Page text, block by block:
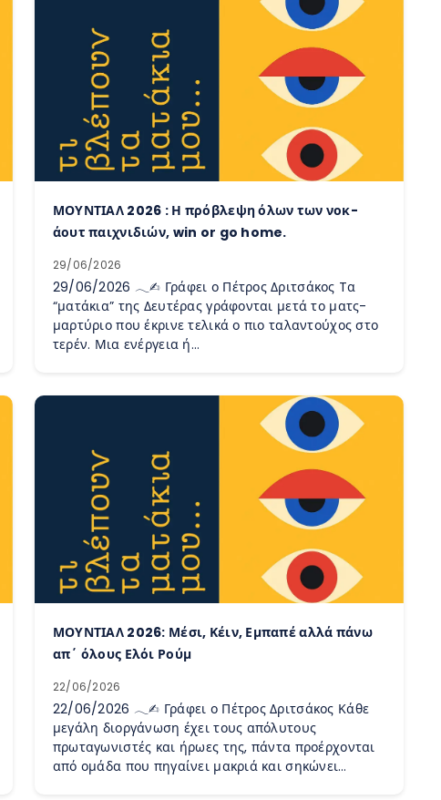
ΜΟΥΝΤΙΑΛ 2026 : Η πρόβλεψη όλων των νοκ-
άουτ παιχνιδιών, win or go home.
29/06/2026
29/06/2026 𓂃✍︎ Γράφει ο Πέτρος Δριτσάκος Tα
“ματάκια” της Δευτέρας γράφονται μετά το ματς-
μαρτύριο που έκρινε τελικά ο πιο ταλαντούχος στο
τερέν. Μια ενέργεια ή…
ΜΟΥΝΤΙΑΛ 2026: Μέσι, Κέιν, Εμπαπέ αλλά πάνω
απ΄ όλους Ελόι Ρούμ
22/06/2026
22/06/2026 𓂃✍︎ Γράφει ο Πέτρος Δριτσάκος Κάθε
μεγάλη διοργάνωση έχει τους απόλυτους
πρωταγωνιστές και ήρωες της, πάντα προέρχονται
από ομάδα που πηγαίνει μακριά και σηκώνει…